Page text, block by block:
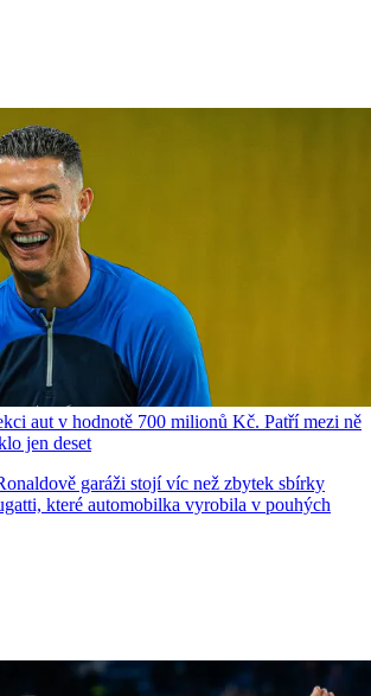
aut v hodnotě 700 milionů Kč. Patří mezi ně
jen deset
garáži stojí víc než zbytek sbírky
které automobilka vyrobila v pouhých